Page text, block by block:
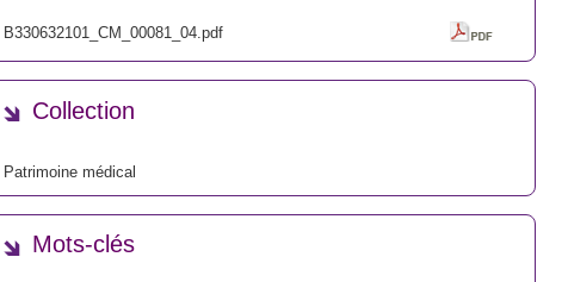
B330632101_CM_00081_04.pdf
Collection
Patrimoine médical
Mots-clés